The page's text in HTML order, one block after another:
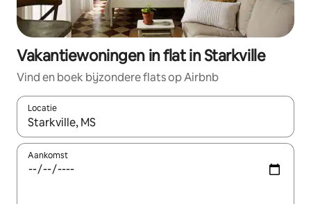
Vakantiewoningen in flat in Starkville
Vind en boek bijzondere flats op Airbnb
Locatie
Wanneer er suggesties beschikbaar zijn, maak je een keuze
Aankomst